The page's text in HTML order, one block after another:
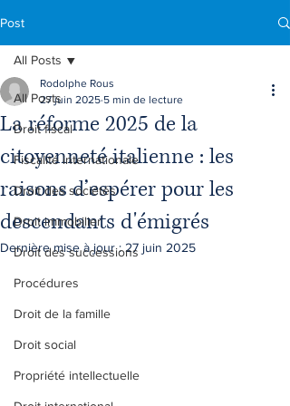
Post
All Posts
Droit fiscal
Fiscalité internationale
Droit des sociétés
Droit immobilier
Droit des successions
Procédures
Droit de la famille
Droit social
Propriété intellectuelle
All Posts
La réforme 2025 de la
citoyenneté italienne : les
raisons d’espérer pour les
descendants d'émigrés
Rodolphe Rous
27 juin 2025 5 min de lecture
Dernière mise à jour :27 juin 2025